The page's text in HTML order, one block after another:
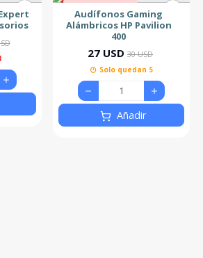
10% de descuento
Audífonos Gaming
Alámbricos HP Pavilion
400
27 USD 30 USD
Solo quedan 5
Añadir